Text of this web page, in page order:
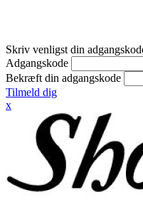
Skriv venligst din
Adgangskode
Bekræft din adgangskode
Tilmeld dig
x